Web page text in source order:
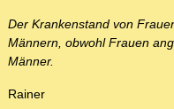
Der Krankenstand von
Männern, obwohl Frauen
Männer.
Rainer